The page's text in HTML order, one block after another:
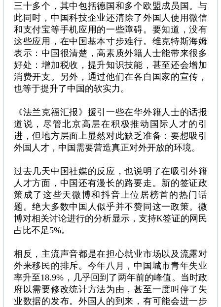
三十多个，其中包括德国和多个欧盟成员国。与
此同时，中国科技企业还清除了外国人使用微信
和支付宝等手机应用的一些障碍。要知道，没有
这些应用，在中国基本寸步难行。维克特斯海姆
表示：中国很清楚，高素质外籍人士能带来很多
好处：增加税收，提升知识技能，甚至还会增加
消费开支。另外，通过他们在各自国家的宣传，
也等于提升了中国的软实力。
《法兰克福汇报》援引一些在华外籍人士的话报
道说，尽管北京高层在积极推动国际人才的引
进，但地方层面上显然对此缺乏准备：要想吸引
外国人才，中国需要营造真正对外开放的环境。
过去几天中国社媒的反应，也说明了在吸引外籍
人才方面，中国还有漫长的路要走。新的签证政
策成了这些天微博和抖音上位居榜首的热门话
题。绝大多数中国人似乎并不赞同这一政策。微
博对相关讨论进行的分析显示，支持K签证的网民
占比不足5%。
相反，主流声音都是在担心就业市场以及流露对
外来移民的排斥。今年八月，中国城市青年失业
率升至18.9%，几乎回到了两年前的峰值。当时政
府以需要修改统计方法为由，甚至一度叫停了失
业数据的发布。外国人的到来，有可能会进一步